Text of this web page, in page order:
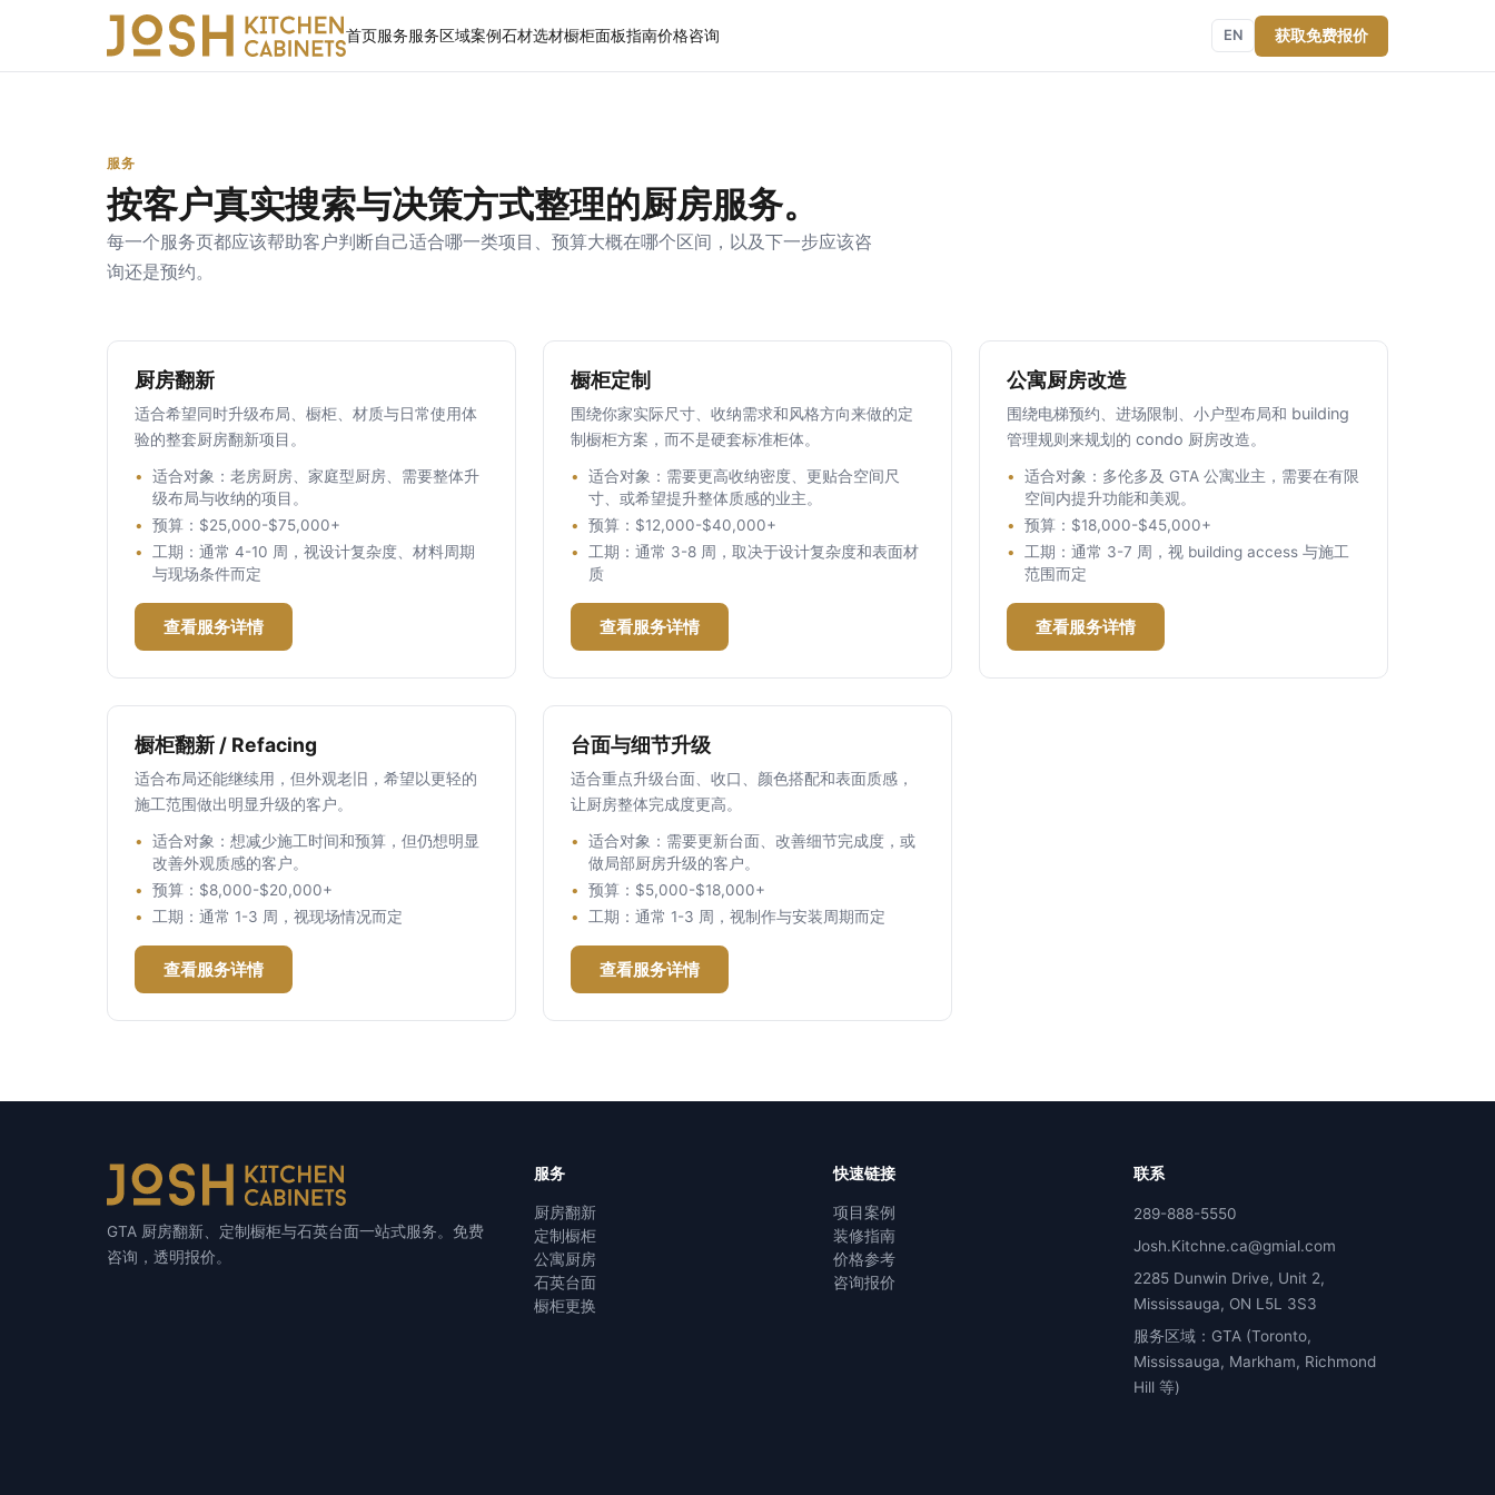
首页服务服务区域案例石材选材橱柜面板指南价格咨询 EN 获取免费报价
服务
按客户真实搜索与决策方式整理的厨房服务。
每一个服务页都应该帮助客户判断自己适合哪一类项目、预算大概在哪个区间，以及下一步应该咨
询还是预约。
厨房翻新
适合希望同时升级布局、橱柜、材质与日常使用体
验的整套厨房翻新项目。
适合对象：老房厨房、家庭型厨房、需要整体升
级布局与收纳的项目。
预算：$25,000-$75,000+
工期：通常 4-10 周，视设计复杂度、材料周期
与现场条件而定
查看服务详情
橱柜定制
围绕你家实际尺寸、收纳需求和风格方向来做的定
制橱柜方案，而不是硬套标准柜体。
适合对象：需要更高收纳密度、更贴合空间尺
寸、或希望提升整体质感的业主。
预算：$12,000-$40,000+
工期：通常 3-8 周，取决于设计复杂度和表面材
质
查看服务详情
公寓厨房改造
围绕电梯预约、进场限制、小户型布局和 building
管理规则来规划的 condo 厨房改造。
适合对象：多伦多及 GTA 公寓业主，需要在有限
空间内提升功能和美观。
预算：$18,000-$45,000+
工期：通常 3-7 周，视 building access 与施工
范围而定
查看服务详情
橱柜翻新 / Refacing
适合布局还能继续用，但外观老旧，希望以更轻的
施工范围做出明显升级的客户。
适合对象：想减少施工时间和预算，但仍想明显
改善外观质感的客户。
预算：$8,000-$20,000+
工期：通常 1-3 周，视现场情况而定
查看服务详情
台面与细节升级
适合重点升级台面、收口、颜色搭配和表面质感，
让厨房整体完成度更高。
适合对象：需要更新台面、改善细节完成度，或
做局部厨房升级的客户。
预算：$5,000-$18,000+
工期：通常 1-3 周，视制作与安装周期而定
查看服务详情
GTA 厨房翻新、定制橱柜与石英台面一站式服务。免费
咨询，透明报价。
服务
厨房翻新
定制橱柜
公寓厨房
石英台面
橱柜更换
快速链接
项目案例
装修指南
价格参考
咨询报价
联系
289-888-5550
Josh.Kitchne.ca@gmial.com
2285 Dunwin Drive, Unit 2,
Mississauga, ON L5L 3S3
服务区域：GTA (Toronto,
Mississauga, Markham, Richmond
Hill 等)